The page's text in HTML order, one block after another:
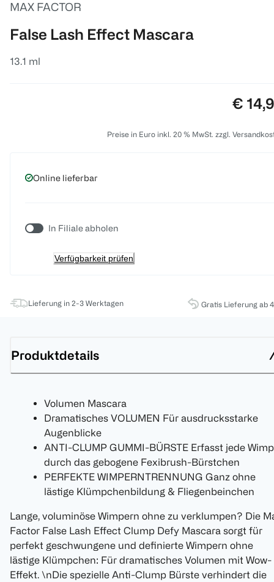
MAX FACTOR
False Lash Effect Mascara
13.1 ml
Preis:
€
Preise in Euro inkl. 20 % MwSt. zzgl.
Online lieferbar
In Filiale abholen
Verfügbarkeit prüfen
Lieferung in 2-3 Werktagen Gratis Lieferung ab
Produktdetails
Volumen Mascara
Dramatisches VOLUMEN Für ausdrucksstarke
Augenblicke
ANTI-CLUMP GUMMI-BÜRSTE Erfasst jede
durch das gebogene Fexibrush-Bürstchen
PERFEKTE WIMPERNTRENNUNG Ganz ohne
lästige Klümpchenbildung & Fliegenbeinchen
Lange, voluminöse Wimpern ohne zu verklumpen? Die
Factor False Lash Effect Clump Defy Mascara sorgt für
perfekt geschwungene und definierte Wimpern ohne
lästige Klümpchen: Für dramatisches Volumen mit Wow-
Effekt. \nDie spezielle Anti-Clump Bürste verhindert die